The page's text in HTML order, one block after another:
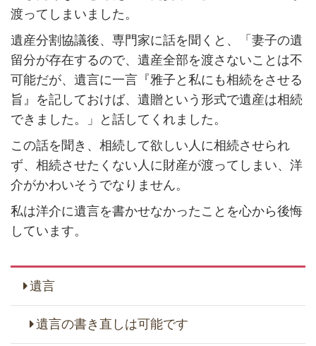
渡ってしまいました。
遺産分割協議後、専門家に話を聞くと、「妻子の遺
留分が存在するので、遺産全部を渡さないことは不
可能だが、遺言に一言『雅子と私にも相続をさせる
旨』を記しておけば、遺贈という形式で遺産は相続
できました。」と話してくれました。
この話を聞き、相続して欲しい人に相続させられ
ず、相続させたくない人に財産が渡ってしまい、洋
介がかわいそうでなりません。
私は洋介に遺言を書かせなかったことを心から後悔
しています。
遺言
遺言の書き直しは可能です